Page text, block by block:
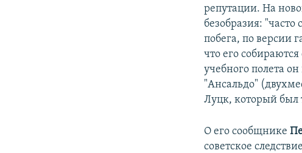
репутации. На
безобразия:
побега, по версии
что его
учебного полета
"Ансальдо"
Луцк, который был
О его сообщнике
советское